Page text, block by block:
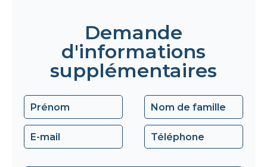
Demande
d'informations
supplémentaires